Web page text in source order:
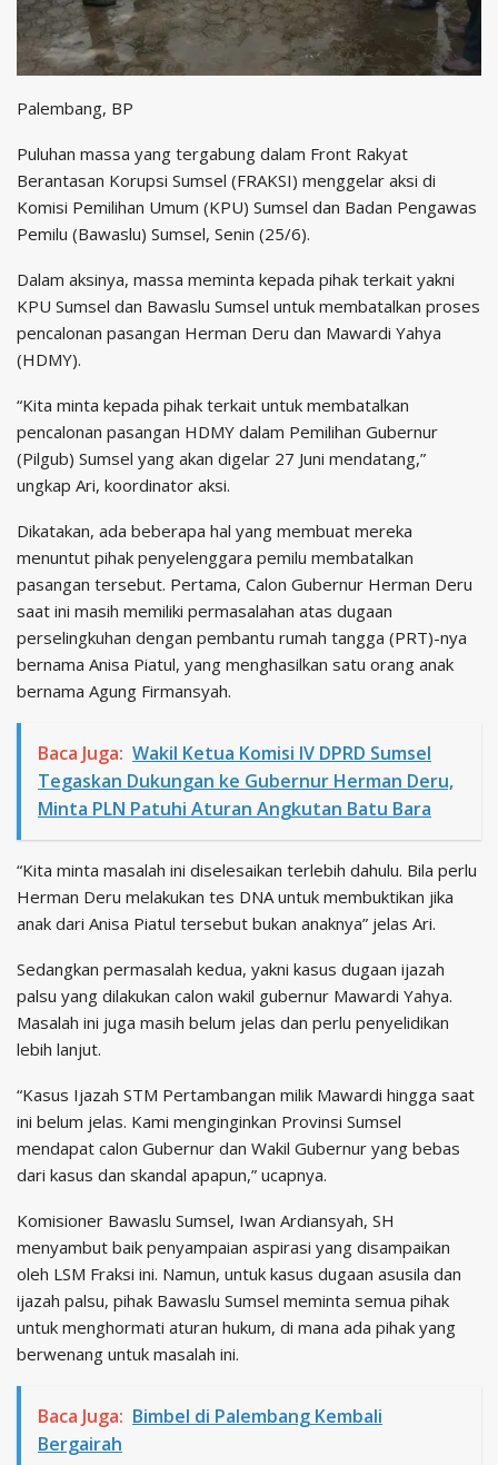
Palembang, BP
Puluhan massa yang tergabung dalam Front Rakyat
Berantasan Korupsi Sumsel (FRAKSI) menggelar aksi di
Komisi Pemilihan Umum (KPU) Sumsel dan Badan Pengawas
Pemilu (Bawaslu) Sumsel, Senin (25/6).
Dalam aksinya, massa meminta kepada pihak terkait yakni
KPU Sumsel dan Bawaslu Sumsel untuk membatalkan proses
pencalonan pasangan Herman Deru dan Mawardi Yahya
(HDMY).
“Kita minta kepada pihak terkait untuk membatalkan
pencalonan pasangan HDMY dalam Pemilihan Gubernur
(Pilgub) Sumsel yang akan digelar 27 Juni mendatang,”
ungkap Ari, koordinator aksi.
Dikatakan, ada beberapa hal yang membuat mereka
menuntut pihak penyelenggara pemilu membatalkan
pasangan tersebut. Pertama, Calon Gubernur Herman Deru
saat ini masih memiliki permasalahan atas dugaan
perselingkuhan dengan pembantu rumah tangga (PRT)-nya
bernama Anisa Piatul, yang menghasilkan satu orang anak
bernama Agung Firmansyah.
Baca Juga: Wakil Ketua Komisi IV DPRD Sumsel
Tegaskan Dukungan ke Gubernur Herman Deru,
Minta PLN Patuhi Aturan Angkutan Batu Bara
“Kita minta masalah ini diselesaikan terlebih dahulu. Bila perlu
Herman Deru melakukan tes DNA untuk membuktikan jika
anak dari Anisa Piatul tersebut bukan anaknya” jelas Ari.
Sedangkan permasalah kedua, yakni kasus dugaan ijazah
palsu yang dilakukan calon wakil gubernur Mawardi Yahya.
Masalah ini juga masih belum jelas dan perlu penyelidikan
lebih lanjut.
“Kasus Ijazah STM Pertambangan milik Mawardi hingga saat
ini belum jelas. Kami menginginkan Provinsi Sumsel
mendapat calon Gubernur dan Wakil Gubernur yang bebas
dari kasus dan skandal apapun,” ucapnya.
Komisioner Bawaslu Sumsel, Iwan Ardiansyah, SH
menyambut baik penyampaian aspirasi yang disampaikan
oleh LSM Fraksi ini. Namun, untuk kasus dugaan asusila dan
ijazah palsu, pihak Bawaslu Sumsel meminta semua pihak
untuk menghormati aturan hukum, di mana ada pihak yang
berwenang untuk masalah ini.
Baca Juga: Bimbel di Palembang Kembali
Bergairah